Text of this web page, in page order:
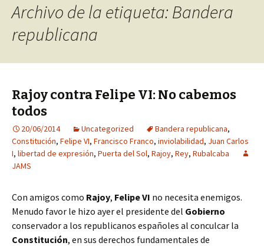
Archivo de la etiqueta: Bandera
republicana
Rajoy contra Felipe VI: No cabemos
todos
20/06/2014 Uncategorized Bandera republicana,
Constitución, Felipe VI, Francisco Franco, inviolabilidad, Juan Carlos
I, libertad de expresión, Puerta del Sol, Rajoy, Rey, Rubalcaba
JAMS
Con amigos como Rajoy, Felipe VI no necesita enemigos.
Menudo favor le hizo ayer el presidente del Gobierno
conservador a los republicanos españoles al conculcar la
Constitución, en sus derechos fundamentales de